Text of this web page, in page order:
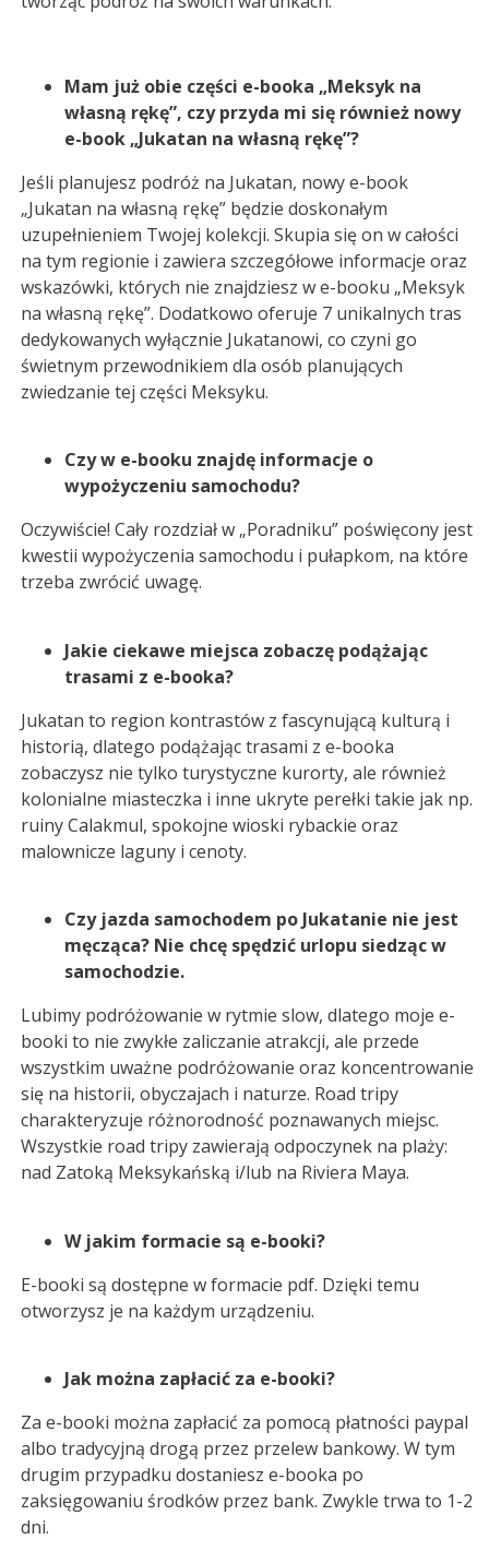
Mam już obie części e-booka „Meksyk na
własną rękę”, czy przyda mi się również nowy
e-book „Jukatan na własną rękę”?
Jeśli planujesz podróż na Jukatan, nowy e-book
„Jukatan na własną rękę” będzie doskonałym
uzupełnieniem Twojej kolekcji. Skupia się on w całości
na tym regionie i zawiera szczegółowe informacje oraz
wskazówki, których nie znajdziesz w e-booku „Meksyk
na własną rękę”. Dodatkowo oferuje 7 unikalnych tras
dedykowanych wyłącznie Jukatanowi, co czyni go
świetnym przewodnikiem dla osób planujących
zwiedzanie tej części Meksyku.
Czy w e-booku znajdę informacje o
wypożyczeniu samochodu?
Oczywiście! Cały rozdział w „Poradniku” poświęcony jest
kwestii wypożyczenia samochodu i pułapkom, na które
trzeba zwrócić uwagę.
Jakie ciekawe miejsca zobaczę podążając
trasami z e-booka?
Jukatan to region kontrastów z fascynującą kulturą i
historią, dlatego podążając trasami z e-booka
zobaczysz nie tylko turystyczne kurorty, ale również
kolonialne miasteczka i inne ukryte perełki takie jak np.
ruiny Calakmul, spokojne wioski rybackie oraz
malownicze laguny i cenoty.
Czy jazda samochodem po Jukatanie nie jest
męcząca? Nie chcę spędzić urlopu siedząc w
samochodzie.
Lubimy podróżowanie w rytmie slow, dlatego moje e-
booki to nie zwykłe zaliczanie atrakcji, ale przede
wszystkim uważne podróżowanie oraz koncentrowanie
się na historii, obyczajach i naturze. Road tripy
charakteryzuje różnorodność poznawanych miejsc.
Wszystkie road tripy zawierają odpoczynek na plaży:
nad Zatoką Meksykańską i/lub na Riviera Maya.
W jakim formacie są e-booki?
E-booki są dostępne w formacie pdf. Dzięki temu
otworzysz je na każdym urządzeniu.
Jak można zapłacić za e-booki?
Za e-booki można zapłacić za pomocą płatności paypal
albo tradycyjną drogą przez przelew bankowy. W tym
drugim przypadku dostaniesz e-booka po
zaksięgowaniu środków przez bank. Zwykle trwa to 1-2
dni.